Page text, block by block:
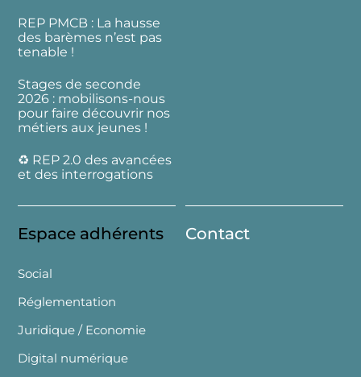
REP PMCB : La hausse
des barèmes n’est pas
tenable !
Stages de seconde
2026 : mobilisons-nous
pour faire découvrir nos
métiers aux jeunes !
♻️ REP 2.0 des avancées
et des interrogations
Espace adhérents
Social
Réglementation
Juridique / Economie
Digital numérique
Contact